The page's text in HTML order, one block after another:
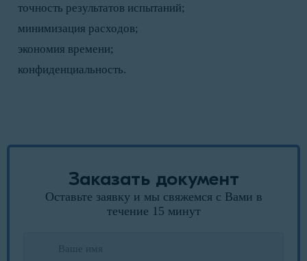
точность результатов испытаний;
минимизация расходов;
экономия времени;
конфиденциальность.
Заказать документ
Оставьте заявку и мы свяжемся с Вами в
течение 15 минут